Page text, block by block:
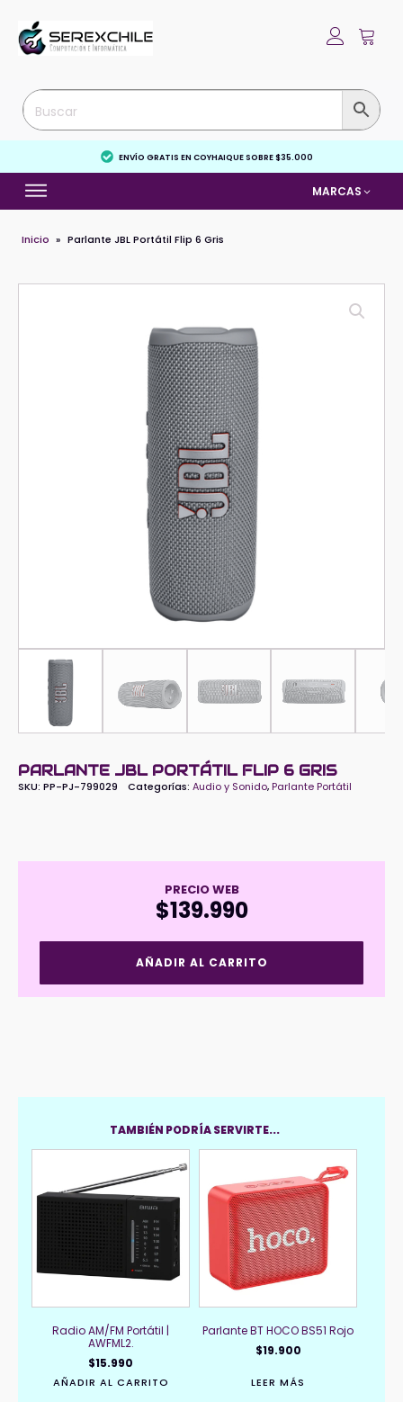
ENVÍO GRATIS EN COYHAIQUE SOBRE $35.000
MARCAS
Inicio » Parlante JBL Portátil Flip 6 Gris
PARLANTE JBL PORTÁTIL FLIP 6 GRIS
SKU: PP-PJ-799029 Categorías: Audio y Sonido, Parlante Portátil
PRECIO WEB
$139.990
Portátil
AÑADIR AL CARRITO
TAMBIÉN PODRÍA SERVIRTE...
Radio AM/FM Portátil |
AWFML2.
$15.990
AÑADIR AL CARRITO
Parlante BT HOCO BS51 Rojo
$19.900
LEER MÁS